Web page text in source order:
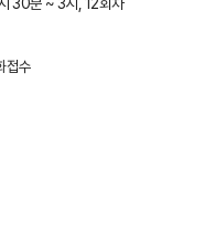
30분 ~ 3시, 12회차
접수